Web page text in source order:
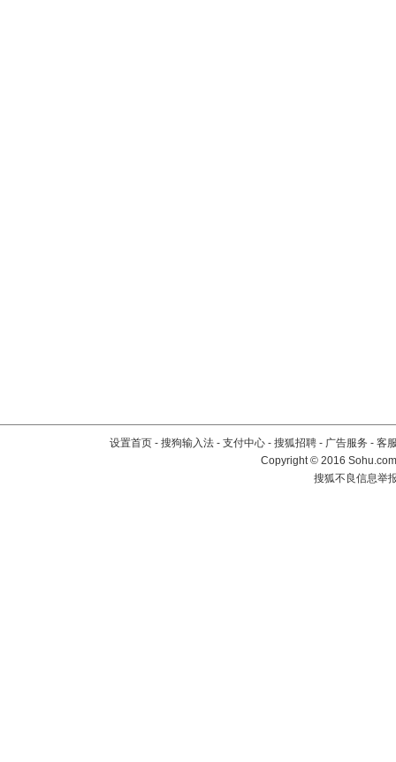
设置首页 - 搜狗输入法 - 支付中心 - 搜狐招聘 - 广告服务 - 客
Copyright©2016
搜狐不良信息举